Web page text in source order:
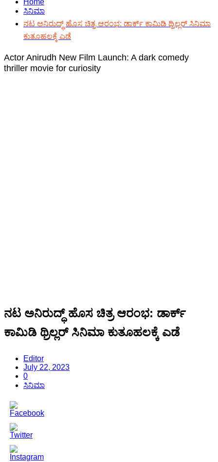
Home
ಸಿನಿಮಾ
ನಟ ಅನಿರುದ್ಧ್ ಹೊಸ ಚಿತ್ರ ಆರಂಭ: ಡಾರ್ಕ್ ಕಾಮಿಡಿ ಥ್ರಿಲ್ಲರ್ ಸಿನಿಮಾ
ಕುತೂಹಲಕ್ಕೆ ಎಡೆ
Actor Anirudh New Film Launch: A dark comedy
thriller movie for curiosity
ನಟ ಅನಿರುದ್ಧ್ ಹೊಸ ಚಿತ್ರ ಆರಂಭ: ಡಾರ್ಕ್
ಕಾಮಿಡಿ ಥ್ರಿಲ್ಲರ್ ಸಿನಿಮಾ ಕುತೂಹಲಕ್ಕೆ ಎಡೆ
Editor
July 22, 2023
0
ಸಿನಿಮಾ